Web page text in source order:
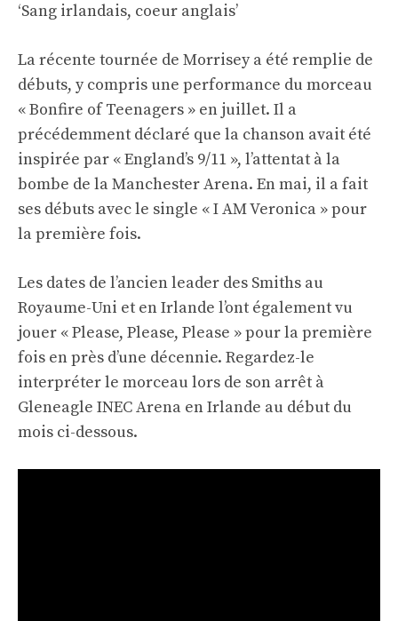
‘Sang irlandais, coeur anglais’
La récente tournée de Morrisey a été remplie de
débuts, y compris une performance du morceau
« Bonfire of Teenagers » en juillet. Il a
précédemment déclaré que la chanson avait été
inspirée par « England’s 9/11 », l’attentat à la
bombe de la Manchester Arena. En mai, il a fait
ses débuts avec le single « I AM Veronica » pour
la première fois.
Les dates de l’ancien leader des Smiths au
Royaume-Uni et en Irlande l’ont également vu
jouer « Please, Please, Please » pour la première
fois en près d’une décennie. Regardez-le
interpréter le morceau lors de son arrêt à
Gleneagle INEC Arena en Irlande au début du
mois ci-dessous.